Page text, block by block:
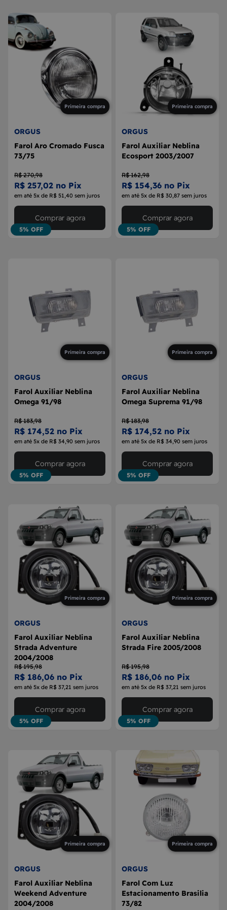
9 BOLA DE CÂMBIO
10 MÁQUINA DE VIDRO
Primeira compra
ORGUS
Farol Aro Cromado Fusca
73/75
R$ 270,98
R$ 257,02 no Pix
em até 5x de R$ 51,40 sem juros
5% OFF
Comprar agora
Primeira compra
ORGUS
Farol Auxiliar Neblina
Ecosport 2003/2007
R$ 162,98
R$ 154,36 no Pix
em até 5x de R$ 30,87 sem juros
5% OFF
Comprar agora
Primeira compra
ORGUS
Farol Auxiliar Neblina
Omega 91/98
R$ 183,98
R$ 174,52 no Pix
em até 5x de R$ 34,90 sem juros
5% OFF
Comprar agora
Primeira compra
ORGUS
Farol Auxiliar Neblina
Omega Suprema 91/98
R$ 183,98
R$ 174,52 no Pix
em até 5x de R$ 34,90 sem juros
5% OFF
Comprar agora
Primeira compra
ORGUS
Farol Auxiliar Neblina
Strada Adventure
2004/2008
R$ 195,98
R$ 186,06 no Pix
em até 5x de R$ 37,21 sem juros
5% OFF
Comprar agora
Primeira compra
ORGUS
Farol Auxiliar Neblina
Strada Fire 2005/2008
R$ 195,98
R$ 186,06 no Pix
em até 5x de R$ 37,21 sem juros
5% OFF
Comprar agora
Primeira compra
ORGUS
Farol Auxiliar Neblina
Weekend Adventure
2004/2008
Primeira compra
ORGUS
Farol Com Luz
Estacionamento Brasilia
73/82